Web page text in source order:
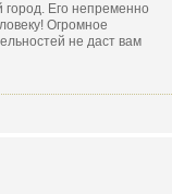
Его непременно
Огромное
не даст вам